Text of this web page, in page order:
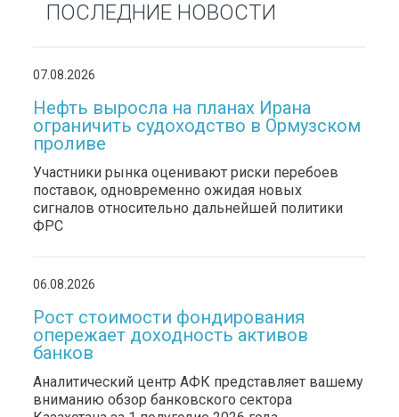
ПОСЛЕДНИЕ НОВОСТИ
07.08.2026
Нефть выросла на планах Ирана
ограничить судоходство в Ормузском
проливе
Участники рынка оценивают риски перебоев
поставок, одновременно ожидая новых
сигналов относительно дальнейшей политики
ФРС
06.08.2026
Рост стоимости фондирования
опережает доходность активов
банков
Аналитический центр АФК представляет вашему
вниманию обзор банковского сектора